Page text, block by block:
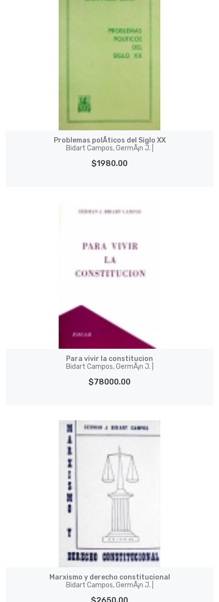
Problemas polÃ­ticos del Siglo XX
Bidart Campos, GermÃ¡n J. |
$1980.00
Para vivir la constitucion
Bidart Campos, GermÃ¡n J. |
$78000.00
Marxismo y derecho constitucional
Bidart Campos, GermÃ¡n J. |